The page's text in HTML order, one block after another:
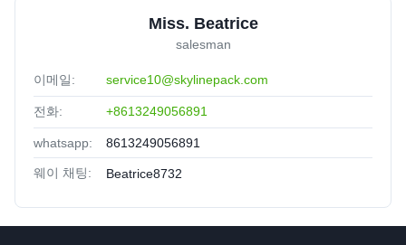
Miss. Beatrice
salesman
이메일: service10@skylinepack.com
전화: +8613249056891
whatsapp: 8613249056891
웨이 채팅: Beatrice8732